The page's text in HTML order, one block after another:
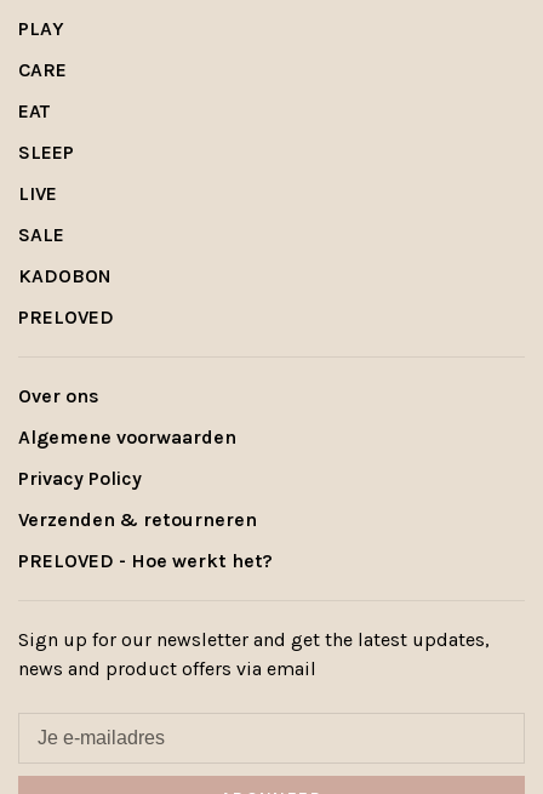
PLAY
CARE
EAT
SLEEP
LIVE
SALE
KADOBON
PRELOVED
Over ons
Algemene voorwaarden
Privacy Policy
Verzenden & retourneren
PRELOVED - Hoe werkt het?
Sign up for our newsletter and get the latest updates,
news and product offers via email